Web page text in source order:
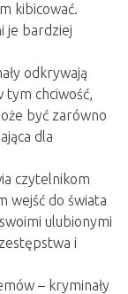
kibicować.
je bardziej
odkrywają
tym chciwość,
być zarówno
dla
czytelnikom
wejść do świata
ulubionymi
i
– kryminały